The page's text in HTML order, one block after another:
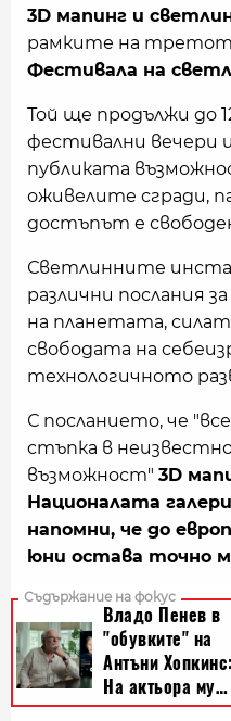
3D мапинг и
рамките на
Фестивала на
Той ще продължи до
фестивални вечери
публиката
оживелите сгради,
достъпът е
Светлинните
различни послания
на планетата,
свободата на
технологичното
С посланието, че
стъпка в
възможност" 3D
Националата
напомни, че до
юни остава точно